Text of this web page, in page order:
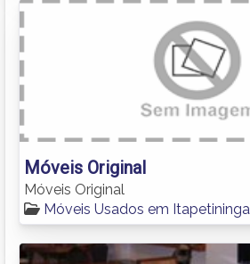
Móveis Original
Móveis Original
Móveis Usados em Itapetininga